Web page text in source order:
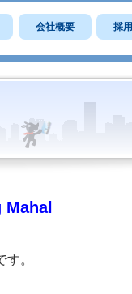
会社概要 採
Mahal
。